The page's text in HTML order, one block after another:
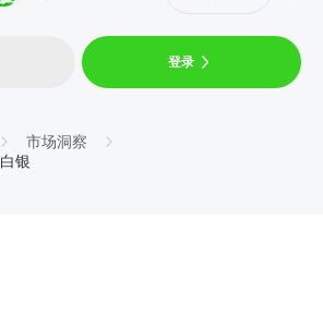
登录
市场洞察
银